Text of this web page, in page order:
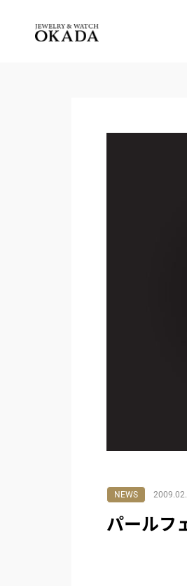
NEWS
パールフ